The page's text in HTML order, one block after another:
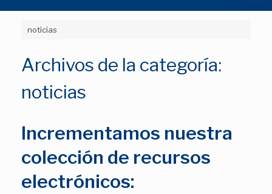
noticias
Archivos de la categoría:
noticias
Incrementamos nuestra
colección de recursos
electrónicos: